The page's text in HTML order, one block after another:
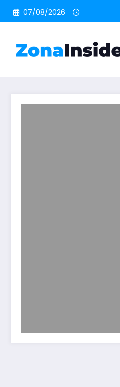
Pular
para
conteúdo
07/08/2026